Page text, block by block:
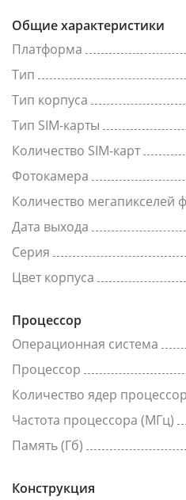
Общие характеристики
Платформа
Тип
Тип корпуса
Тип SIM-карты
Количество SIM-карт
Фотокамера
Количество мегапикселей
Дата выхода
Серия
Цвет корпуса
Процессор
Операционная система
Процессор
Количество ядер
Частота процессора (МГц)
Память (Гб)
Конструкция